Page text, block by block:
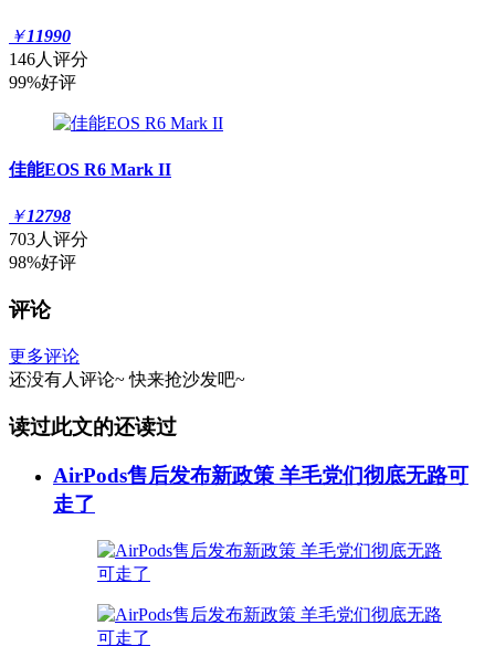
￥11990
146人评分
99%好评
佳能EOS R6 Mark II
￥12798
703人评分
98%好评
评论
更多评论
还没有人评论~ 快来抢沙发吧~
读过此文的还读过
AirPods售后发布新政策 羊毛党们彻底无路可
走了